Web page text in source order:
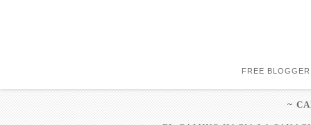
FREE
~